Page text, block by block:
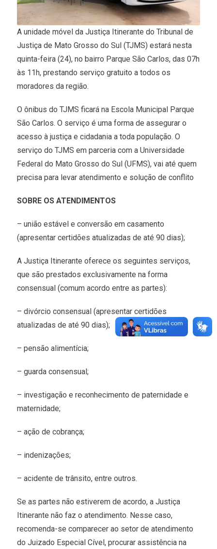
A unidade móvel da Justiça Itinerante do Tribunal de
Justiça de Mato Grosso do Sul (TJMS) estará nesta
quinta-feira (24), no bairro Parque São Carlos, das 07h
às 11h, prestando serviço gratuito a todos os
moradores da região.
O ônibus do TJMS ficará na Escola Municipal Parque
São Carlos. O serviço é uma forma de assegurar o
acesso à justiça e cidadania a toda população. O
serviço do TJMS em parceria com a Universidade
Federal do Mato Grosso do Sul (UFMS), vai até quem
precisa para levar atendimento e solução de conflito
SOBRE OS ATENDIMENTOS
– união estável e conversão em casamento
(apresentar certidões atualizadas de até 90 dias);
A Justiça Itinerante oferece os seguintes serviços,
que são prestados exclusivamente na forma
consensual (comum acordo entre as partes):
– divórcio consensual (apresentar certidões
atualizadas de até 90 dias);
– pensão alimentícia;
– guarda consensual;
– investigação e reconhecimento de paternidade e
maternidade;
– ação de cobrança;
– indenizações;
– acidente de trânsito, entre outros.
Se as partes não estiverem de acordo, a Justiça
Itinerante não faz o atendimento. Nesse caso,
recomenda-se comparecer ao setor de atendimento
do Juizado Especial Cível, procurar assistência na